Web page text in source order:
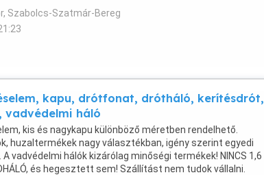
horganyzott, tüskés és fekete huzalok gyártása ...
Szabolcs-Szatmár-Bereg
kapu, drótfonat, drótháló, kerítésdrót,
vadvédelmi háló
kis és nagykapu különböző méretben rendelhető.
huzaltermékek nagy választékban, igény szerint egyedi
vadvédelmi hálók kizárólag minőségi termékek! NINCS 1,6
és hegesztett sem! Szállítást nem tudok vállalni.